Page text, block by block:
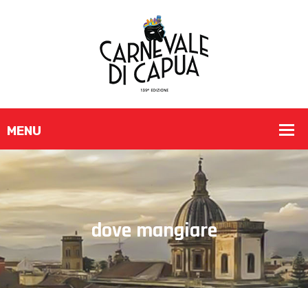
dove mangiare